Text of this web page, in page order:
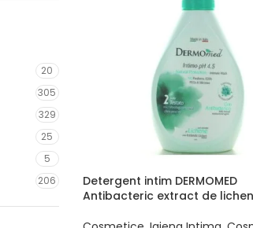
20
305
329
25
5
206
Detergent intim DERMOMED
Antibacteric extract de